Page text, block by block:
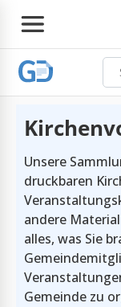
Unsere
druckbaren
andere
alles, was Sie
Gemeinde zu